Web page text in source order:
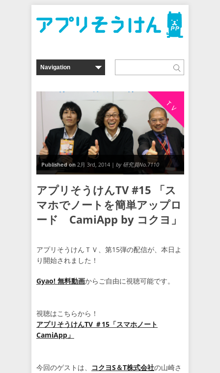
ＴＶ
Published on 2月 3rd, 2014 | by 研究員No.7110
アプリそうけんTV #15 「ス
マホでノートを簡単アップロ
ード CamiApp by コクヨ」
アプリそうけんＴＶ、第15弾の配信が、本日よ
り開始されました！
Gyao! 無料動画からご自由に視聴可能です。
視聴はこちらから！
アプリそうけんTV ＃15「スマホノート
CamiApp」
今回のゲストは、 コクヨS＆T株式会社の山崎さ